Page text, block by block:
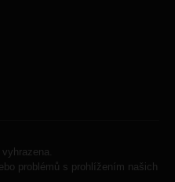
problémů s prohlížením našich